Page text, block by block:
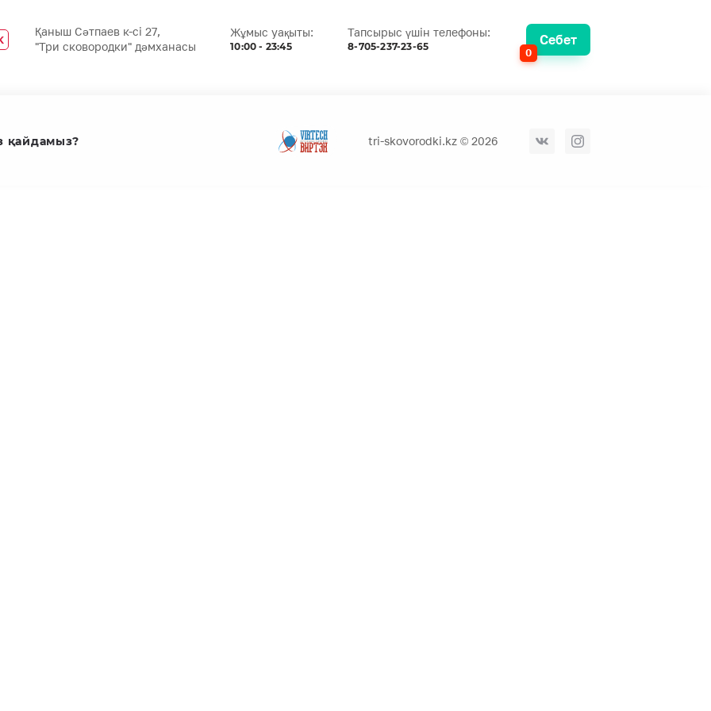
Қаныш Сәтпаев к-сі 27,
"Три сковородки" дәмханасы
Жұмыс уақыты:
10:00 - 23:45
Тапсырыс үшін телефоны:
8-705-237-23-65
Себет
0
қайдамыз? tri-skovorodki.kz © 2026